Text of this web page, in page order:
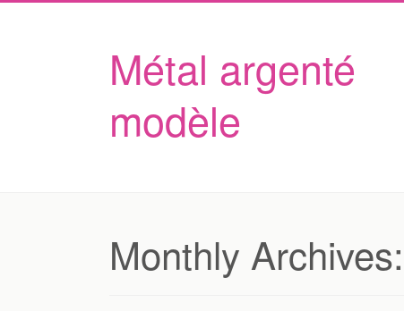
Métal argenté
modèle
Monthly Archives: